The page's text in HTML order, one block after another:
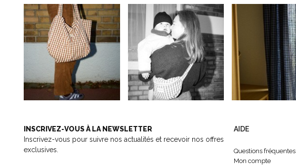
INSCRIVEZ-VOUS À LA NEWSLETTER
Inscrivez-vous pour suivre nos actualités et recevoir nos offres
exclusives.
AIDE
Questions fréquentes
Mon compte